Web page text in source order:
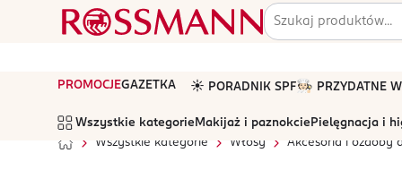
PROMOCJEGAZETKA ☀️ PORADNIK SPF🧑🏻‍🍳 PRZYDATNE
Wszystkie kategorie Makijaż i paznokcie Pielęgnacja i
Wszystkie kategorie
Włosy Akcesoria i ozdoby